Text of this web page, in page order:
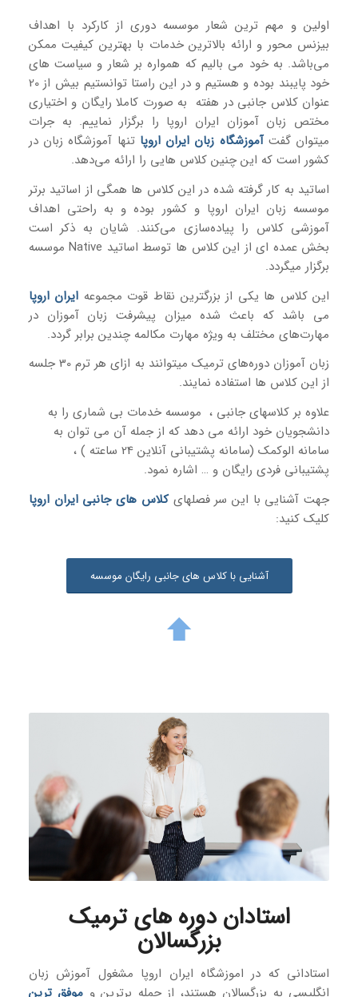
اولین و مهم ترین شعار موسسه دوری از کارکرد با اهداف
بیزنس محور و ارائه بالاترین خدمات با بهترین کیفیت ممکن
می‌باشد. به خود می بالیم که همواره بر شعار و سیاست های
خود پایبند بوده و هستیم و در این راستا توانستیم بیش از 20
عنوان کلاس جانبی در هفته به صورت کاملا رایگان و اختیاری
مختص زبان آموزان ایران اروپا را برگزار نماییم. به جرات
میتوان گفتآموزشگاه زبان ایران اروپا تنها آموزشگاه زبان در
کشور است که این چنین کلاس هایی را ارائه می‌دهد.
اساتید به کار گرفته شده در این کلاس ها همگی از اساتید برتر
موسسه زبان ایران اروپا و کشور بوده و به راحتی اهداف
آموزشی کلاس را پیاده‌سازی می‌کنند. شایان به ذکر است
بخش عمده ای از این کلاس ها توسط اساتید Native موسسه
برگزار میگردد.
این کلاس ها یکی از بزرگترین نقاط قوت مجموعه ایران اروپا
می باشد که باعث شده میزان پیشرفت زبان آموزان در
مهارت‌های مختلف به ویژه مهارت مکالمه چندین برابر گردد.
زبان آموزان دوره‌های ترمیک میتوانند به ازای هر ترم 30 جلسه
از این کلاس ها استفاده نمایند.
علاوه بر کلاسهای جانبی ، موسسه خدمات بی شماری را به
دانشجویان خود ارائه می دهد که از جمله آن می توان به
سامانه الوکمک (سامانه پشتیبانی آنلاین 24 ساعته ) ،
پشتیبانی فردی رایگان و … اشاره نمود.
جهت آشنایی با این سر فصلهایکلاس های جانبی ایران اروپا
کلیک کنید:
آشنایی با کلاس های جانبی رایگان موسسه
استادان دوره های ترمیک
بزرگسالان
استادانی که در اموزشگاه ایران اروپا مشغول آموزش زبان
انگلیسی به بزرگسالان هستند، از جمله برترین و موفق‌ ترین